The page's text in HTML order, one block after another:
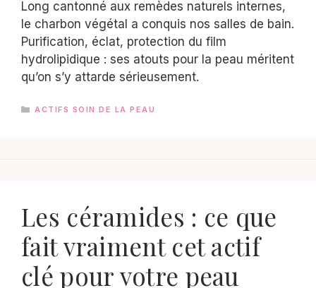
Long cantonné aux remèdes naturels internes,
le charbon végétal a conquis nos salles de bain.
Purification, éclat, protection du film
hydrolipidique : ses atouts pour la peau méritent
qu’on s’y attarde sérieusement.
CATÉGORIES
ACTIFS SOIN DE LA PEAU
Les céramides : ce que
fait vraiment cet actif
clé pour votre peau